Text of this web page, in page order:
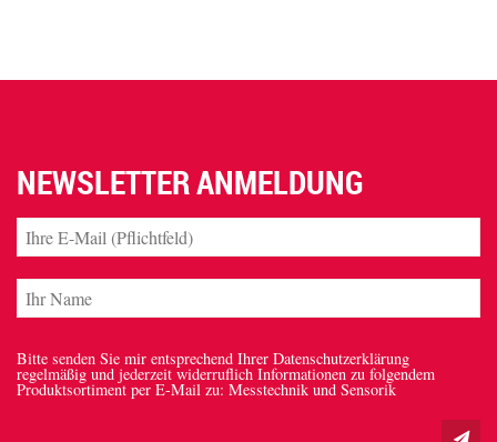
NEWSLETTER ANMELDUNG
Bitte senden Sie mir entsprechend Ihrer Datenschutzerklärung
regelmäßig und jederzeit widerruflich Informationen zu folgendem
Produktsortiment per E-Mail zu: Messtechnik und Sensorik